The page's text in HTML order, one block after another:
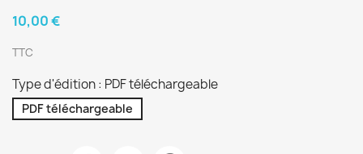
10,00 €
TTC
Type d'édition : PDF téléchargeable
PDF téléchargeable